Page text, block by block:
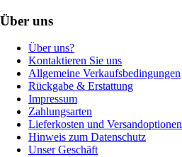
Über uns
Über uns?
Kontaktieren Sie uns
Allgemeine Verkaufsbedingungen
Rückgabe & Erstattung
Impressum
Zahlungsarten
Lieferkosten und Versandoptionen
Hinweis zum Datenschutz
Unser Geschäft